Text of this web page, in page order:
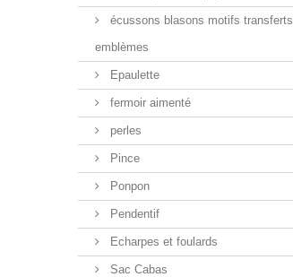
écussons blasons motifs transferts
emblèmes
Epaulette
fermoir aimenté
perles
Pince
Ponpon
Pendentif
Echarpes et foulards
Sac Cabas